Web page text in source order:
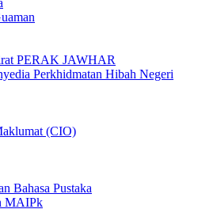
PERAK JAWHAR
Perkhidmatan Hibah Negeri
(CIO)
Bahasa Pustaka
MAIPk